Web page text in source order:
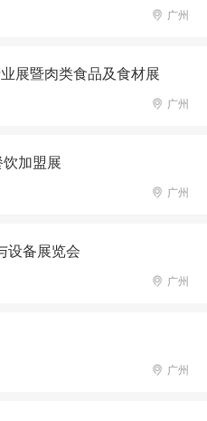
广州
展暨肉类食品及食材展
广州
加盟展
广州
设备展览会
广州
广州